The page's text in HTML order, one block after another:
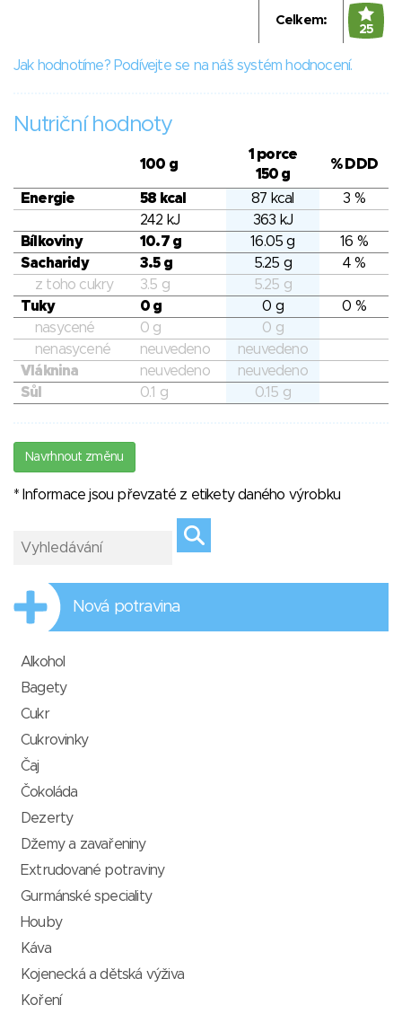
Celkem:
25
Jak hodnotíme? Podívejte se na náš systém hodnocení.
Nutriční hodnoty
100 g
1 porce
150 g
% DDD
Energie 58 kcal 87 kcal
3 %
242 kJ
363 kJ
Bílkoviny
10.7 g 16.05 g
16 %
Sacharidy
3.5 g 5.25 g
4 %
z toho cukry
3.5 g
5.25 g
Tuky
0 g 0 g
0 %
nasycené
0 g
0 g
nenasycené
neuvedeno
neuvedeno
Vláknina
neuvedeno
neuvedeno
Sůl
0.1 g 0.15 g
Navrhnout změnu
* Informace jsou převzaté z etikety daného výrobku
Nová potravina
Alkohol
Bagety
Cukr
Cukrovinky
Čaj
Čokoláda
Dezerty
Džemy a zavařeniny
Extrudované potraviny
Gurmánské speciality
Houby
Káva
Kojenecká a dětská výživa
Koření